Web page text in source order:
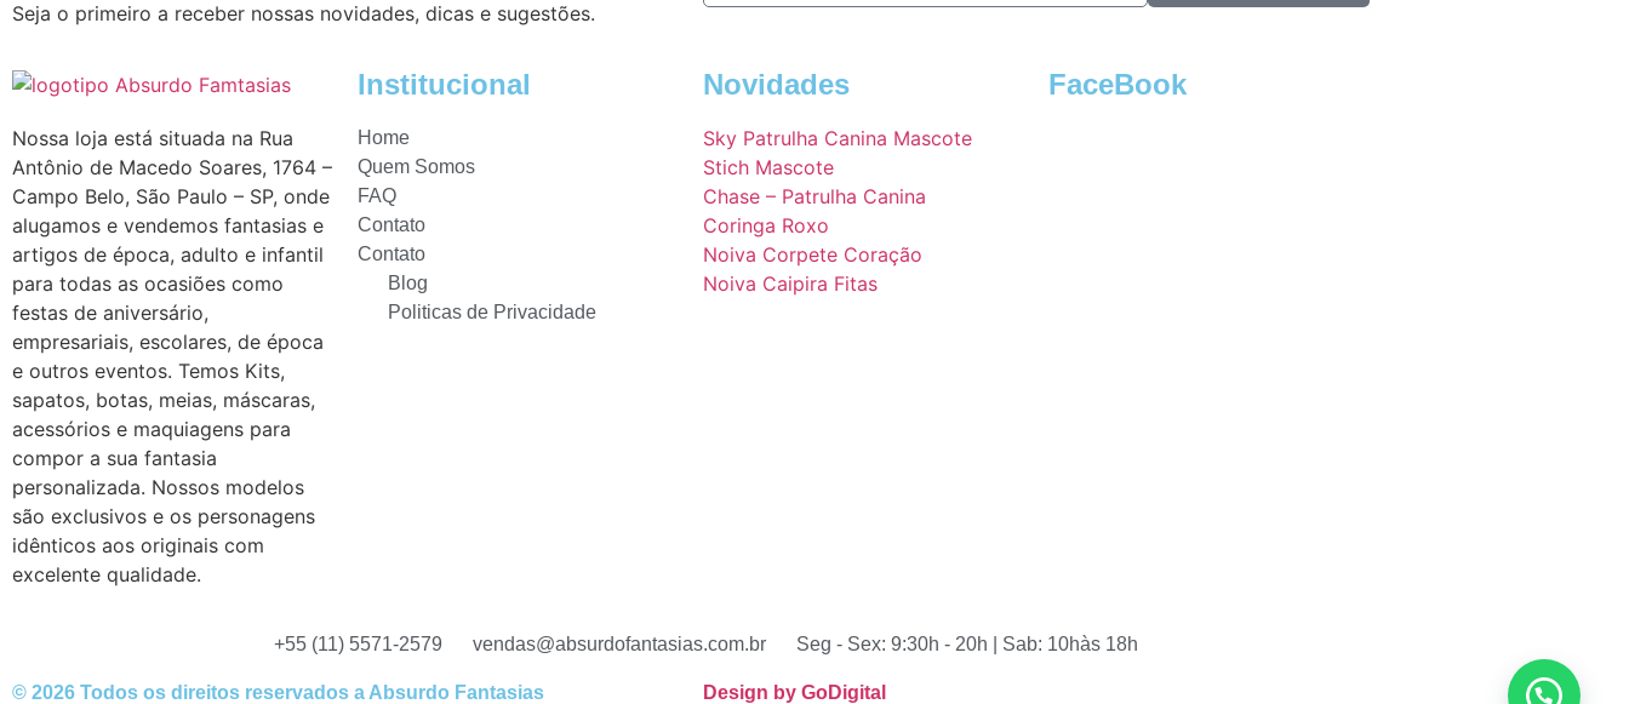
Seja o primeiro a receber nossas novidades, dicas e sugestões.
Nossa loja está situada na Rua
Antônio de Macedo Soares, 1764 –
Campo Belo, São Paulo – SP, onde
alugamos e vendemos fantasias e
artigos de época, adulto e infantil
para todas as ocasiões como
festas de aniversário,
empresariais, escolares, de época
e outros eventos. Temos Kits,
sapatos, botas, meias, máscaras,
acessórios e maquiagens para
compor a sua fantasia
personalizada. Nossos modelos
são exclusivos e os personagens
idênticos aos originais com
excelente qualidade.
Institucional
Home
Quem Somos
FAQ
Contato
Contato
Blog
Politicas de Privacidade
Novidades
Sky Patrulha Canina Mascote
Stich Mascote
Chase – Patrulha Canina
Coringa Roxo
Noiva Corpete Coração
Noiva Caipira Fitas
FaceBook
+55 (11) 5571-2579 vendas@absurdofantasias.com.br Seg - Sex: 9:30h - 20h | Sab: 10hàs 18h
© 2026 Todos os direitos reservados a Absurdo Fantasias Design by GoDigital